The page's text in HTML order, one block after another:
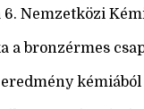
6. Nemzetközi
a bronzérmes
kémiából